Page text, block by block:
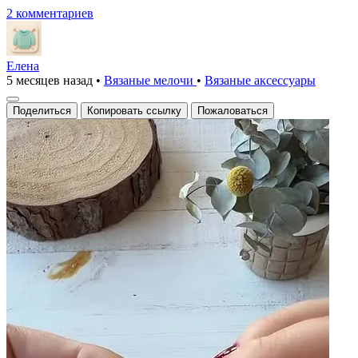
2 комментариев
Елена
5 месяцев назад • Вязаные мелочи • Вязаные аксесcуары
Поделиться Копировать ссылку Пожаловаться